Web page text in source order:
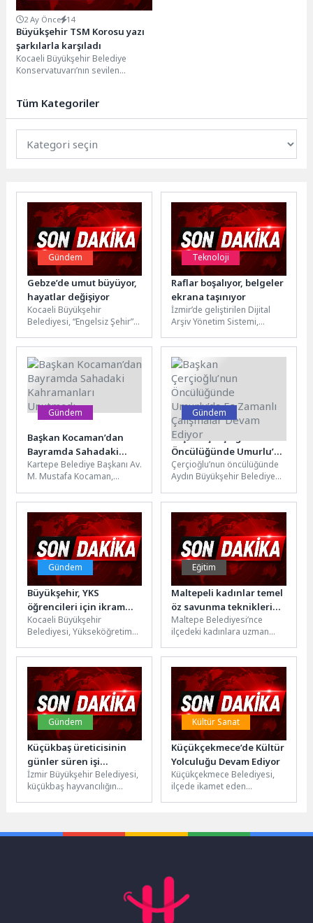
2 Ay Önce 14
Büyükşehir TSM Korosu yazı
şarkılarla karşıladı
Kocaeli Büyükşehir Belediye
Konservatuvarı’nın sevilen
silen muhteşem bir...
Tüm Kategoriler
Gündem
Gebze’de umut büyüyor,
hayatlar değişiyor
Kocaeli Büyükşehir
Belediyesi, “Engelsiz Şehir”
gereksinimli bireylerin
eğitim, gelişim ve sosyal
yaşama...
Teknoloji
Raflar boşalıyor, belgeler
ekrana taşınıyor
İzmir’de geliştirilen Dijital
Arşiv Yönetim Sistemi,
evrakı elektronik ortama
aktarıyor. Belediye
iştiraklerinde...
Gündem
Başkan Kocaman’dan
Bayramda Sahadaki
Kahramanları Unutmadı
Kartepe Belediye Başkanı Av.
M. Mustafa Kocaman,
başında olan kamu
görevlilerini yalnız...
Gündem
Başkan Çerçioğlu’nun
Öncülüğünde Umurlu’da
Eş Zamanlı Çalışmalar
Devam Ediyor
Çerçioğlu’nun öncülüğünde
Aydın Büyükşehir Belediyesi
yanında hayata geçirilen
çalışmalar vatandaşlarla
buluşmaya...
Gündem
Büyükşehir, YKS
öğrencileri için ikram
stantları kurdu
Kocaeli Büyükşehir
Belediyesi, Yükseköğretim
giren öğrencilere ve
ailelerine farklı ilçelerde
kurduğu stantlarla...
Eğitim
Maltepeli kadınlar temel
öz savunma tekniklerini
öğrendi
Maltepe Belediyesi’nce
ilçedeki kadınlara uzman
öz savunma teknikleri
uygulamalı olarak
gösterildi.Maltepe
Belediyesi...
Gündem
Küçükbaş üreticisinin
günler süren işi
dakikalara indi
İzmir Büyükşehir Belediyesi,
küçükbaş hayvancılığın
Kültür Sanat
Küçükçekmece’de Kültür
Yolculuğu Devam Ediyor
Küçükçekmece Belediyesi,
ilçede ikamet eden
gezilerine...